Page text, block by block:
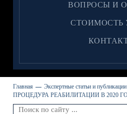
ВОПРОСЫ И
CТОИМОСТЬ
Главная
Экспертные статьи и публикации
ПРОЦЕДУРА РЕАБИЛИТАЦИИ В 2020